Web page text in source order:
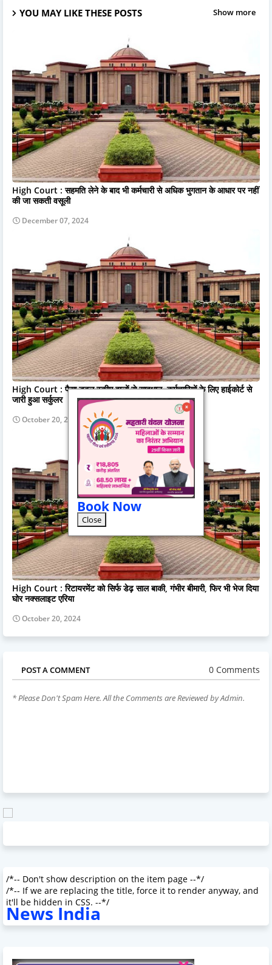
YOU MAY LIKE THESE POSTS Show more
High Court : सहमति लेने के बाद भी कर्मचारी से अधिक भुगतान के आधार पर नहीं
की जा सकती वसूली
December 07, 2024
High Court : पैसा डबल स्कीम वालों से सावधान, कर्मचारियों के लिए हाईकोर्ट से
जारी हुआ सर्कुलर
October 20, 2024
High Court : रिटायरमेंट को सिर्फ डेढ़ साल बाकी, गंभीर बीमारी, फिर भी भेज दिया
घोर नक्सलाइट एरिया
October 20, 2024
POST A COMMENT 0 Comments
* Please Don't Spam Here. All the Comments are Reviewed by Admin.
/*-- Don't show description on the item page --*/
/*-- If we are replacing the title, force it to render anyway, and
it'll be hidden in CSS. --*/
News India
Book Now
Close